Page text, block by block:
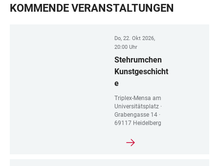
KOMMENDE VERANSTALTUNGEN
Do, 22. Okt 2026,
20:00 Uhr
Stehrumchen
Kunstgeschicht
e
Triplex-Mensa am
Universitätsplatz ·
Grabengasse 14 ·
69117 Heidelberg